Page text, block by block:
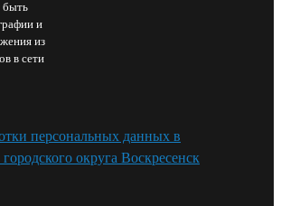
быть
и
из
в сети
персональных данных в
округа Воскресенск